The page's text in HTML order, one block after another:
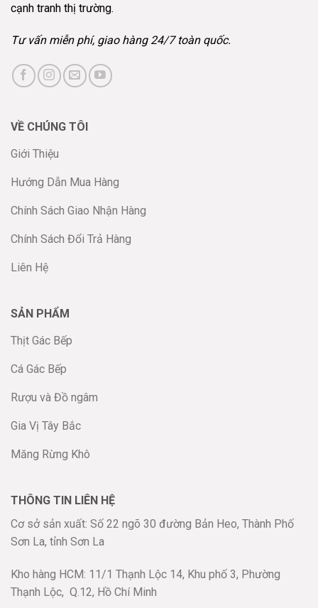
cạnh tranh thị trường.
Tư vấn miễn phí, giao hàng 24/7 toàn quốc.
VỀ CHÚNG TÔI
Giới Thiệu
Hướng Dẫn Mua Hàng
Chính Sách Giao Nhận Hàng
Chính Sách Đổi Trả Hàng
Liên Hệ
SẢN PHẨM
Thịt Gác Bếp
Cá Gác Bếp
Rượu và Đồ ngâm
Gia Vị Tây Bắc
Măng Rừng Khô
THÔNG TIN LIÊN HỆ
Cơ sở sản xuất: Số 22 ngõ 30 đường Bản Heo, Thành Phố
Sơn La, tỉnh Sơn La
Kho hàng HCM: 11/1 Thạnh Lộc 14, Khu phố 3, Phường
Thạnh Lộc, Q.12, Hồ Chí Minh